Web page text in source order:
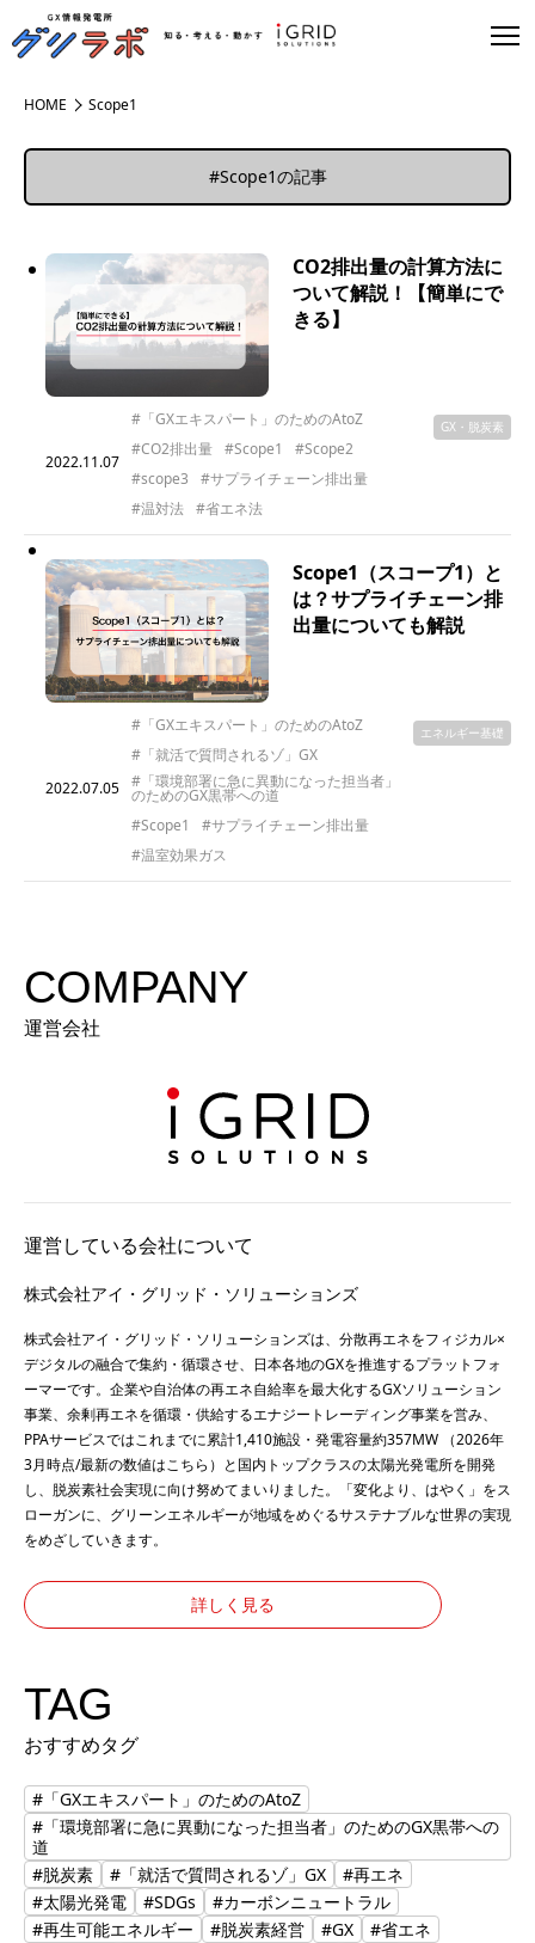
HOME Scope1
#Scope1の記事
CO2排出量の計算方法に
ついて解説！【簡単にで
きる】
2022.11.07
#「GXエキスパート」のためのAtoZ
#CO2排出量
#Scope1
#Scope2
#scope3
#サプライチェーン排出量
#温対法
#省エネ法
GX・脱炭素
Scope1（スコープ1）と
は？サプライチェーン排
出量についても解説
2022.07.05
#「GXエキスパート」のためのAtoZ
#「就活で質問されるゾ」GX
#「環境部署に急に異動になった担当者」
のためのGX黒帯への道
#Scope1
#サプライチェーン排出量
#温室効果ガス
エネルギー基礎
COMPANY
運営会社
運営している会社について
株式会社アイ・グリッド・ソリューションズ
株式会社アイ・グリッド・ソリューションズは、分散再エネをフィジカル×
デジタルの融合で集約・循環させ、日本各地のGXを推進するプラットフォ
ーマーです。企業や自治体の再エネ自給率を最大化するGXソリューション
事業、余剰再エネを循環・供給するエナジートレーディング事業を営み、
PPAサービスではこれまでに累計1,410施設・発電容量約357MW （2026年
3月時点/最新の数値はこちら ）と国内トップクラスの太陽光発電所を開発
し、脱炭素社会実現に向け努めてまいりました。「変化より、はやく」をス
ローガンに、グリーンエネルギーが地域をめぐるサステナブルな世界の実現
をめざしていきます。
詳しく見る
TAG
おすすめタグ
#「GXエキスパート」のためのAtoZ
#「環境部署に急に異動になった担当者」のためのGX黒帯への
道
#脱炭素
#「就活で質問されるゾ」GX
#再エネ
#太陽光発電
#SDGs
#カーボンニュートラル
#再生可能エネルギー
#脱炭素経営 #GX
#省エネ